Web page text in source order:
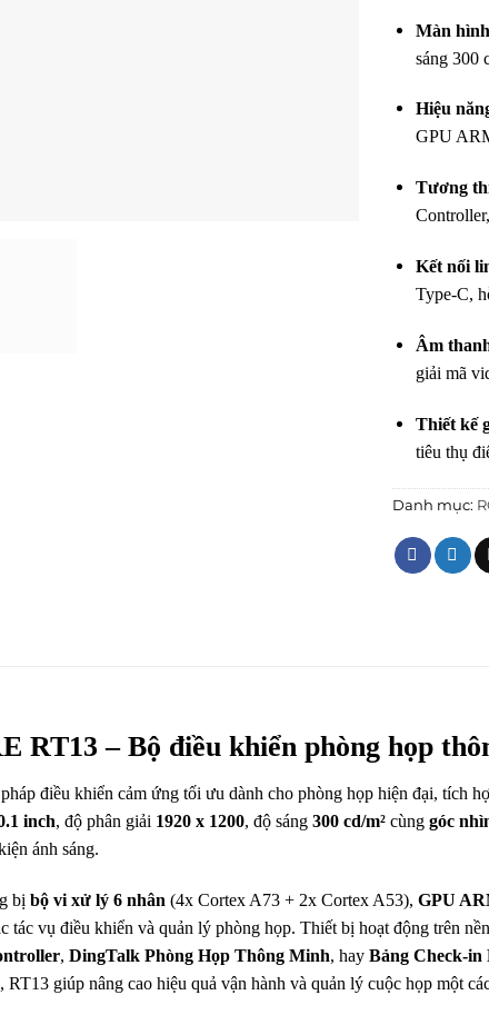
Màn
sáng 300
Hiệu
GPU
Tương
Kết nối
Type-C,
Âm
giải mã
Thiết kế
tiêu thụ
Danh mục:
RT13 – Bộ điều khiển phòng họp
điều khiển cảm ứng tối ưu dành cho phòng họp hiện đại, tích
inch, độ phân giải 1920 x 1200, độ sáng 300 cd/m² cùng góc
ánh sáng.
bị bộ vi xử lý 6 nhân (4x Cortex A73 + 2x Cortex A53), GPU
tác vụ điều khiển và quản lý phòng họp. Thiết bị hoạt động trên nền
, DingTalk Phòng Họp Thông Minh, hay Bảng Check-in
RT13 giúp nâng cao hiệu quả vận hành và quản lý cuộc họp một